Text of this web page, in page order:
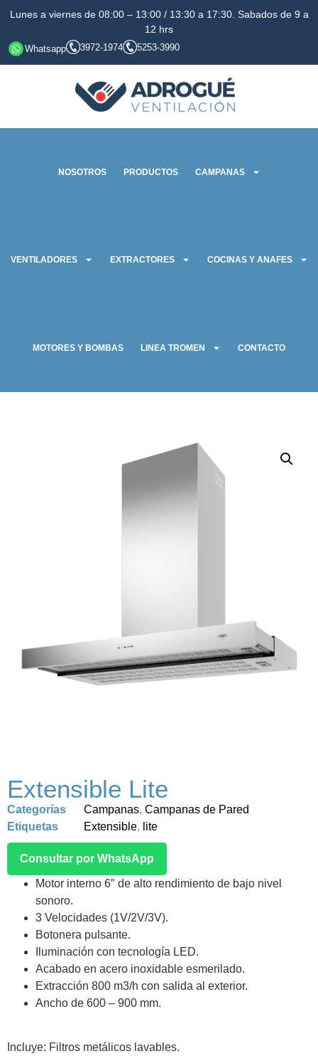
Lunes a viernes de 08:00 – 13:00 / 13:30 a 17:30. Sabados de 9 a
12 hrs
Whatsapp 3972-1974 5253-3990
NOSOTROS PRODUCTOS CAMPANAS
VENTILADORES EXTRACTORES COCINAS Y ANAFES
MOTORES Y BOMBAS LINEA TROMEN CONTACTO
Extensible Lite
Categorías Campanas, Campanas de Pared
Etiquetas
Extensible, lite
Consultar por WhatsApp
Motor interno 6″ de alto rendimiento de bajo nivel
sonoro.
3 Velocidades (1V/2V/3V).
Botonera pulsante.
Iluminación con tecnología LED.
Acabado en acero inoxidable esmerilado.
Extracción 800 m3/h con salida al exterior.
Ancho de 600 – 900 mm.
Incluye: Filtros metálicos lavables.